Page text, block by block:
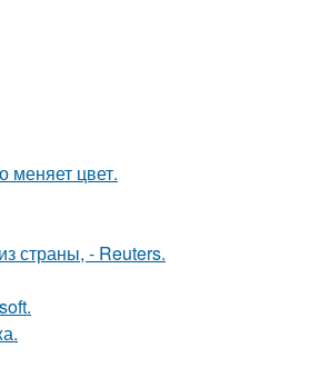
меняет цвет.
страны, - Reuters.